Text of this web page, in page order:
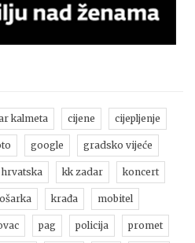
kalmeta cijene cijepljenje
google gradsko vijeće
hrvatska kk zadar koncert
krađa mobitel
pag policija promet